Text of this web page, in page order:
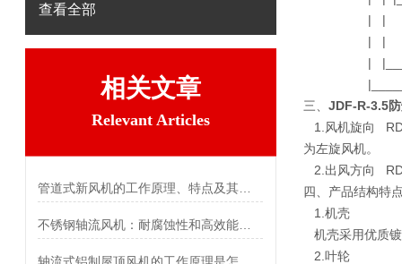
查看全部
相关文章
Relevant Articles
| | A(
| | B(
|
三、 JDF-R-3.5
1.风机旋向
为左旋风机。
2.出风方向
四、产品结构特
1.机壳
机壳采用优质
2.叶轮